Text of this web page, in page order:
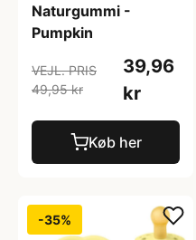
Naturgummi -
Pumpkin
VEJL. PRIS
49,95 kr
39,96
kr
Køb her
-35%